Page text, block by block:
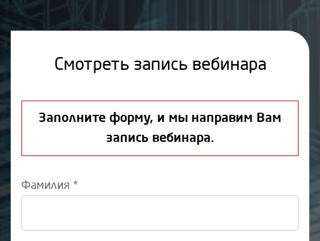
Смотреть запись вебинара
Заполните форму, и мы направим Вам
запись вебинара.
Фамилия *